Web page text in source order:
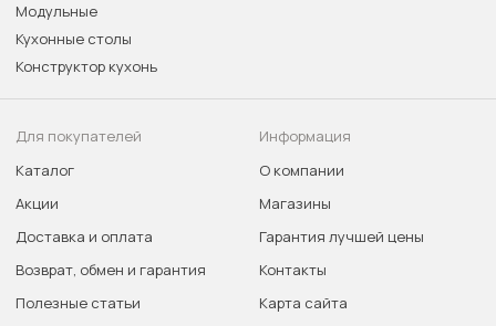
Модульные
Кухонные столы
Конструктор кухонь
Для покупателей
Каталог
Акции
Доставка и оплата
Возврат, обмен и гарантия
Полезные статьи
Информация
О компании
Магазины
Гарантия лучшей цены
Контакты
Карта сайта